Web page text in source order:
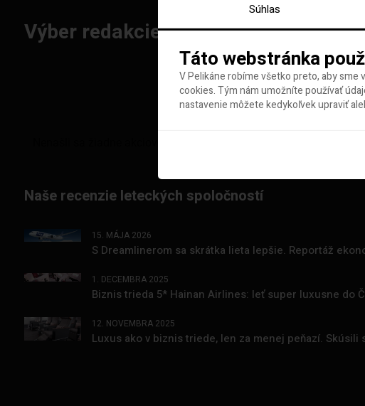
Výber redakcie: Najlepšie letenky
Naše recenzie leteckých spoločností
15. MÁJA 2026
S Dreamlinerom sa skrátka lieta lepšie. Reportáž
1. DECEMBRA 2025
Biznis trieda 5* Hainan Airlines: leť super luxusne do
12. NOVEMBRA 2025
Luxus ako v biznis triede, len za menej peňazí. Skúsili
Súhlas
Táto webstránka
V Pelikáne robíme všetko preto, aby sme
cookies. Tým nám umožníte používať
nastavenie môžete kedykoľvek upraviť